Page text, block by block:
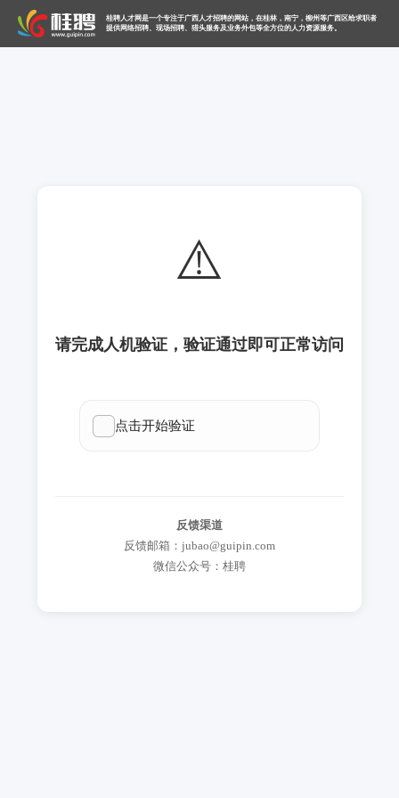
桂聘人才网是一个专注于广西人才招聘的网站，在桂林，南宁，柳州等广西区给求职者
提供网络招聘、现场招聘、猎头服务及业务外包等全方位的人力资源服务。
⚠️
请完成人机验证，验证通过即可正常访问
反馈渠道
反馈邮箱：jubao@guipin.com
微信公众号：桂聘